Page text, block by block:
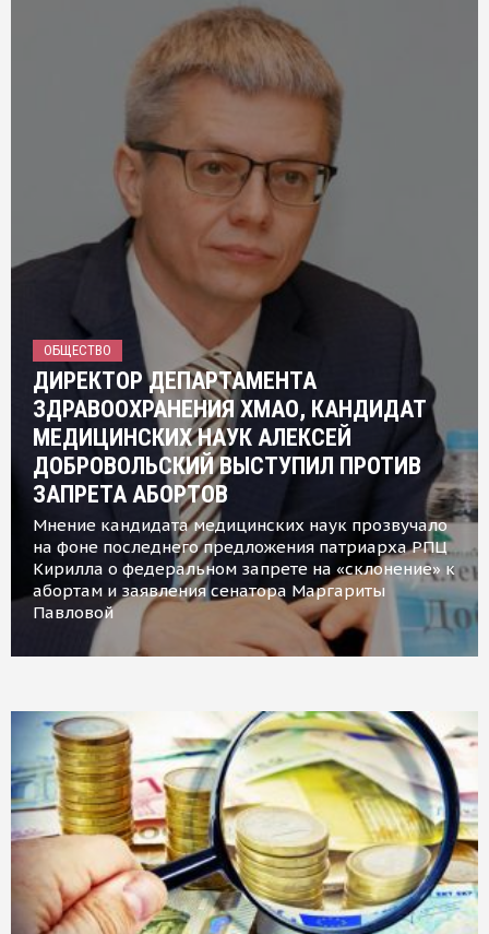
ОБЩЕСТВО
ДИРЕКТОР ДЕПАРТАМЕНТА
ЗДРАВООХРАНЕНИЯ ХМАО, КАНДИДАТ
МЕДИЦИНСКИХ НАУК АЛЕКСЕЙ
ДОБРОВОЛЬСКИЙ ВЫСТУПИЛ ПРОТИВ
ЗАПРЕТА АБОРТОВ
Мнение кандидата медицинских наук прозвучало
на фоне последнего предложения патриарха РПЦ
Кирилла о федеральном запрете на «склонение» к
абортам и заявления сенатора Маргариты
Павловой